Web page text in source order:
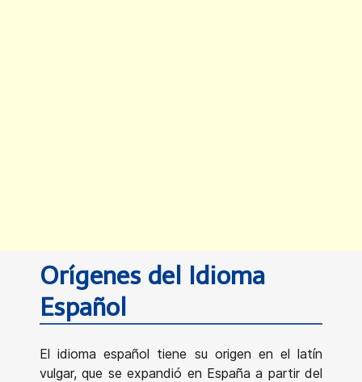
Orígenes del Idioma
Español
El idioma español tiene su origen en el latín
vulgar, que se expandió en España a partir del